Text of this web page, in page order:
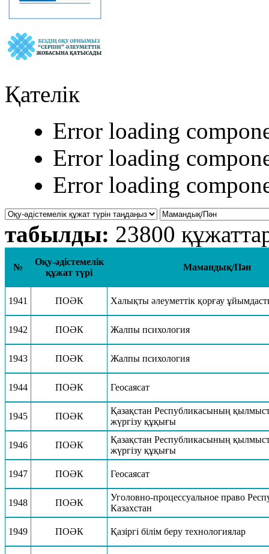
Қателік
Error loading
Error loading
Error loading
табылды: 23800
№
Оқу-әдістемелік
құжат түрі
Мамандық/Пән
1941 ПОӘК Халықты әлеуметтік қорғау
1942 ПОӘК Жалпы психология
1943 ПОӘК Жалпы психология
1944 ПОӘК Геосаясат
1945 ПОӘК
Қазақстан Республикасының
жүргізу құқығы
1946 ПОӘК
Қазақстан Республикасының
жүргізу құқығы
1947 ПОӘК Геосаясат
1948 ПОӘК
Уголовно-процессуальное право
Казахстан
1949 ПОӘК Қазіргі білім беру технологиялар